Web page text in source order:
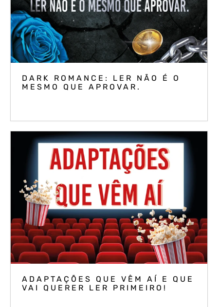
DARK ROMANCE: LER NÃO É O
MESMO QUE APROVAR.
ADAPTAÇÕES QUE VÊM AÍ E QUE
VAI QUERER LER PRIMEIRO!